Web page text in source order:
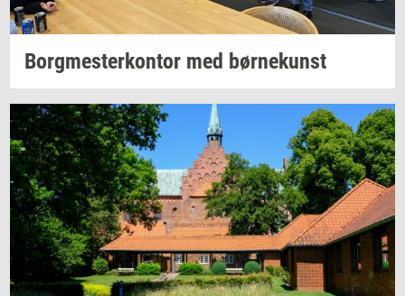
Borg­mester­kon­tor med bør­ne­kunst